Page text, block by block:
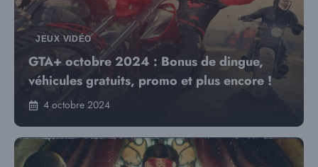
JEUX VIDÉO
GTA+ octobre 2024 : Bonus de dingue,
véhicules gratuits, promo et plus encore !
4 octobre 2024